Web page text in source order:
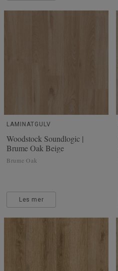
LAMINATGULV
Woodstock Soundlogic |
Brume Oak Beige
Brume Oak
Les mer